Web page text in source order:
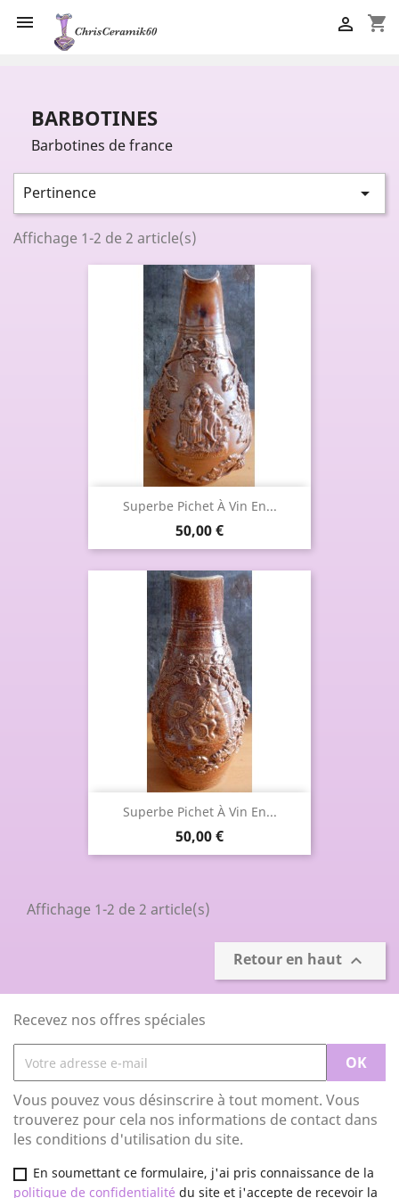
 shopping_cart

BARBOTINES
Barbotines de france
Pertinence 
Affichage 1-2 de 2 article(s)
Superbe Pichet À Vin En...
Prix
50,00 €
Superbe Pichet À Vin En...
Prix
50,00 €
Affichage 1-2 de 2 article(s)
Retour en haut 
Recevez nos offres spéciales
Vous pouvez vous désinscrire à tout moment. Vous
trouverez pour cela nos informations de contact dans
les conditions d'utilisation du site.
En soumettant ce formulaire, j'ai pris connaissance de la
politique de confidentialité du site et j'accepte de recevoir la